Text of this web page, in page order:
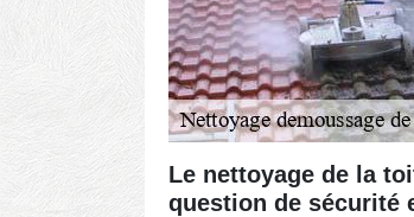
Le nettoyage de la
question de sécurité